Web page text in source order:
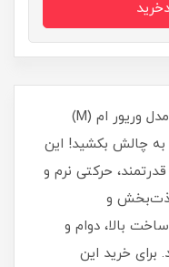
با روبیک مگنتی 3*3 برند کای وای مدل وریور ام (M)
به چالش بکشید! این
حرکتی نرم و
لذت‌بخش و
بالا، دوام و
برای خرید این